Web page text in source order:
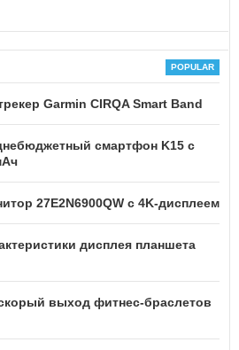
Garmin CIRQA Smart Band
смартфон K15 с
27E2N6900QW с 4K-дисплеем
дисплея планшета
выход фитнес-браслетов